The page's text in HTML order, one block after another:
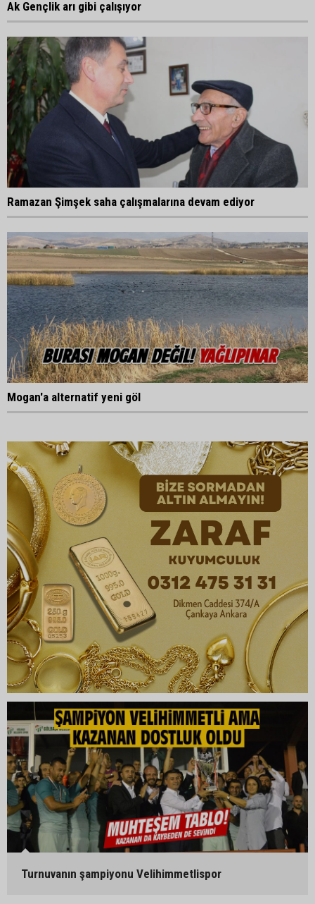
Ak Gençlik arı gibi çalışıyor
Ramazan Şimşek saha çalışmalarına devam ediyor
Mogan'a alternatif yeni göl
Turnuvanın şampiyonu Velihimmetlispor